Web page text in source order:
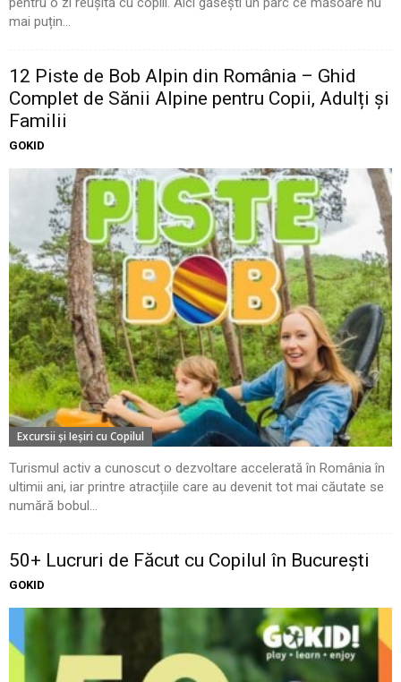
mai puțin...
12 Piste de Bob Alpin din România – Ghid
Complet de Sănii Alpine pentru Copii, Adulți și
Familii
GOKID
Excursii şi Ieşiri cu Copilul
Turismul activ a cunoscut o dezvoltare accelerată în România în
ultimii ani, iar printre atracțiile care au devenit tot mai căutate se
numără bobul...
50+ Lucruri de Făcut cu Copilul în București
GOKID